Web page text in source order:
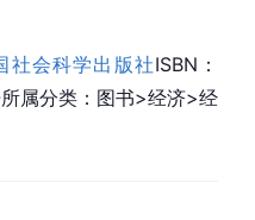
社会科学出版社ISBN：
属分类：图书>经济>经